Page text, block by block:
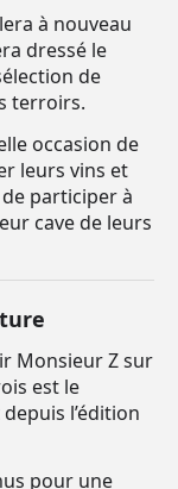
à nouveau
dressé le
de
terroirs.
occasion de
leurs vins et
participer à
cave de leurs
Monsieur Z sur
est le
l’édition
pour une